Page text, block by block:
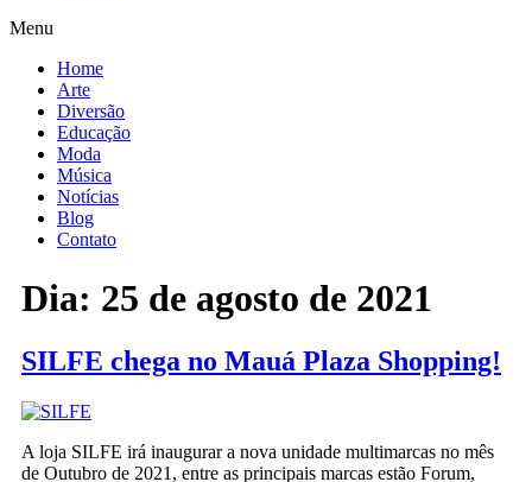
Menu
Home
Arte
Diversão
Educação
Moda
Música
Notícias
Blog
Contato
Dia: 25 de agosto de 2021
SILFE chega no Mauá Plaza Shopping!
A loja SILFE irá inaugurar a nova unidade multimarcas no mês
de Outubro de 2021, entre as principais marcas estão Forum,